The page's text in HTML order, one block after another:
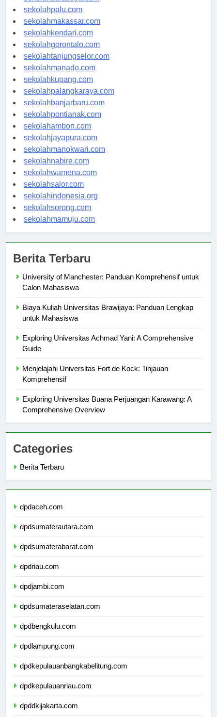
sekolahsurabaya.com
sekolahpalu.com
sekolahmakassar.com
sekolahkendari.com
sekolahgorontalo.com
sekolahtanjungselor.com
sekolahmanado.com
sekolahkupang.com
sekolahpalangkaraya.com
sekolahbanjarbaru.com
sekolahpontianak.com
sekolahambon.com
sekolahjayapura.com
sekolahmanokwari.com
sekolahnabire.com
sekolahwamena.com
sekolahsalor.com
sekolahindonesia.org
sekolahsorong.com
University of Manchester: Panduan Komprehensif untuk
Biaya Kuliah Universitas Brawijaya: Panduan Lengkap
Exploring Universitas Achmad Yani: A Comprehensive
Menjelajahi Universitas Fort de Kock: Tinjauan
Exploring Universitas Buana Perjuangan Karawang: A
Categories